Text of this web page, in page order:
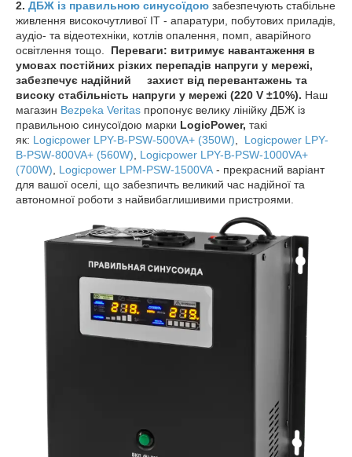
2. ДБЖ із правильною синусоїдою забезпечують стабільне
живлення високочутливої IT - апаратури, побутових приладів,
аудіо- та відеотехніки, котлів опалення, помп, аварійного
освітлення тощо. Переваги: витримує навантаження в
умовах постійних різких перепадів напруги у мережі,
забезпечує надійний захист від перевантажень та
високу стабільність напруги у мережі (220 V ±10%). Наш
магазин Bezpeka Veritas пропонує велику лінійку ДБЖ із
правильною синусоїдою марки LogicPower, такі
як: Logicpower LPY-B-PSW-500VA+ (350W)
Logicpower LPY-
B-PSW-800VA+ (560W)
Logicpower LPY-B-PSW-1000VA+
(700W)
Logicpower LPM-PSW-1500VA - прекрасний варіант
для вашої оселі, що забезпичть великий час надійної та
автономної роботи з найвибаглишивими пристроями.